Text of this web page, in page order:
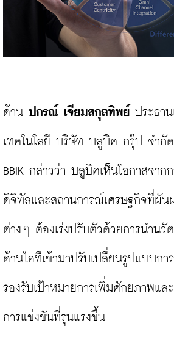
ด้าน ปกรณ์ เจียมสกุลทิพย์ ประธา
เทคโนโลยี บริษัท บลูบิค กรุ๊ป จำกั
BBIK กล่าวว่า บลูบิคเห็นโอกาสจาก
ดิจิทัลและสถานการณ์เศรษฐกิจที่ผัน
ต่างๆ ต้องเร่งปรับตัวด้วยการนำนวั
ด้านไอทีเข้ามาปรับเปลี่ยนรูปแบบก
รองรับเป้าหมายการเพิ่มศักยภาพและ
การแข่งขันที่รุนแรงขึ้น